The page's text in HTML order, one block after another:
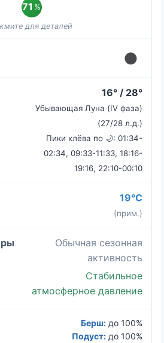
71 %
16° / 28°
Убывающая Луна (IV фаза)
(27/28 л.д.)
Пики клёва по 🌙: 01:34-
02:34, 09:33-11:33, 18:16-
19:16, 22:10-00:10
19°C
(прим.)
Обычная сезонная
активность
Стабильное
атмосферное давление
Берш: до 100%
Подуст: до 100%